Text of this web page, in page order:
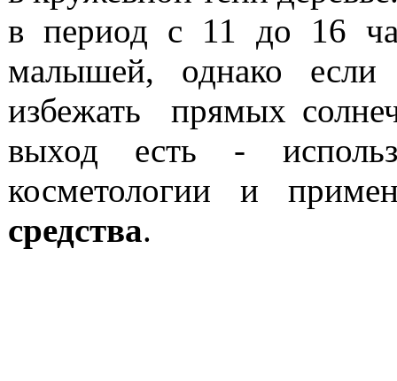
в период с 11 до 16
малышей, однако
избежать прямых
выход есть -
косметологии и
средства.